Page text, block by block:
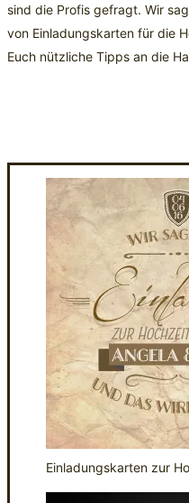
sind die Profis gefragt. Wir
von Einladungskarten für die
Euch nützliche Tipps an die
Einladungskarten zur